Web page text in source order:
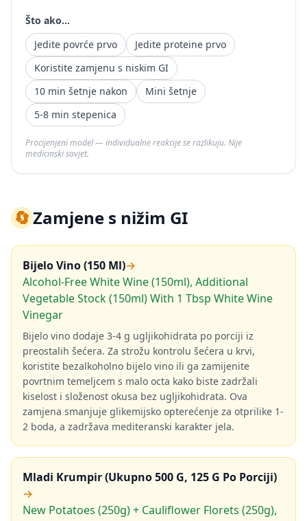
Što ako...
Jedite povrće prvo
Jedite proteine prvo
Koristite zamjenu s niskim GI
10 min šetnje nakon
Mini šetnje
5-8 min stepenica
Procijenjeni model — individualne reakcije se razlikuju. Nije
medicinski savjet.
🔄Zamjene s nižim GI
Bijelo Vino (150 Ml)→
Alcohol-Free White Wine (150ml), Additional
Vegetable Stock (150ml) With 1 Tbsp White Wine
Vinegar
Bijelo vino dodaje 3-4 g ugljikohidrata po porciji iz
preostalih šećera. Za strožu kontrolu šećera u krvi,
koristite bezalkoholno bijelo vino ili ga zamijenite
povrtnim temeljcem s malo octa kako biste zadržali
kiselost i složenost okusa bez ugljikohidrata. Ova
zamjena smanjuje glikemijsko opterećenje za otprilike 1-
2 boda, a zadržava mediteranski karakter jela.
Mladi Krumpir (Ukupno 500 G, 125 G Po Porciji)
→
New Potatoes (250g) + Cauliflower Florets (250g),